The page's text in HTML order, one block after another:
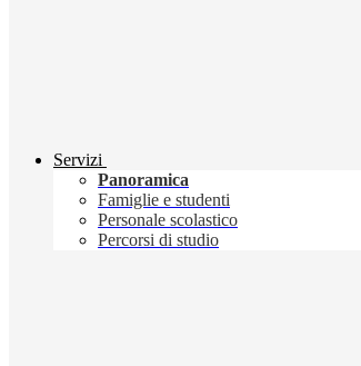
Servizi
Panoramica
Famiglie e studenti
Personale scolastico
Percorsi di studio